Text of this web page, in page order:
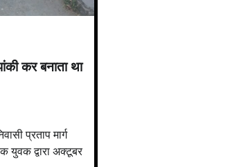
कर बनाता था
प्रताप मार्ग
युवक द्वारा अक्टूबर